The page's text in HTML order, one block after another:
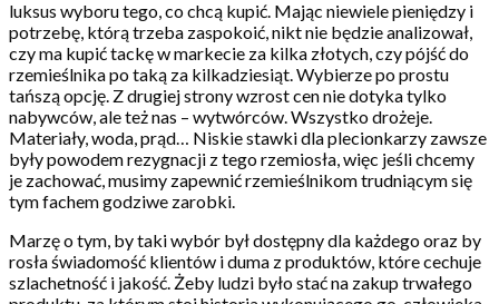
luksus wyboru tego, co chcą kupić. Mając niewiele pieniędzy i
potrzebę, którą trzeba zaspokoić, nikt nie będzie analizował,
czy ma kupić tackę w markecie za kilka złotych, czy pójść do
rzemieślnika po taką za kilkadziesiąt. Wybierze po prostu
tańszą opcję. Z drugiej strony wzrost cen nie dotyka tylko
nabywców, ale też nas – wytwórców. Wszystko drożeje.
Materiały, woda, prąd… Niskie stawki dla plecionkarzy zawsze
były powodem rezygnacji z tego rzemiosła, więc jeśli chcemy
je zachować, musimy zapewnić rzemieślnikom trudniącym się
tym fachem godziwe zarobki.
Marzę o tym, by taki wybór był dostępny dla każdego oraz by
rosła świadomość klientów i duma z produktów, które cechuje
szlachetność i jakość. Żeby ludzi było stać na zakup trwałego